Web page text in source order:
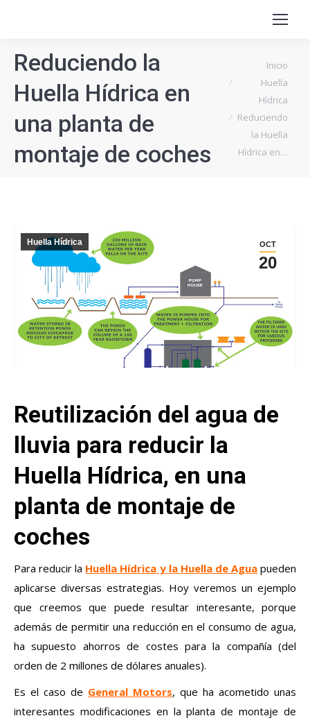
Reduciendo la
Huella Hídrica en
una planta de
montaje de coches
Inicio
Huella
Hídrica
Reduciendo
la Huella
Hídrica en…
OCT
20
Huella Hídrica
Reutilización del agua de
lluvia para reducir la
Huella Hídrica, en una
planta de montaje de
coches
Para reducir la Huella Hídrica y la Huella de Aguapueden
aplicarse diversas estrategias. Hoy veremos un ejemplo
que creemos que puede resultar interesante, porque
además de permitir una reducción en el consumo de agua,
ha supuesto ahorros de costes para la compañía (del
orden de 2 millones de dólares anuales).
Es el caso de General Motors, que ha acometido unas
interesantes modificaciones en la planta de montaje de